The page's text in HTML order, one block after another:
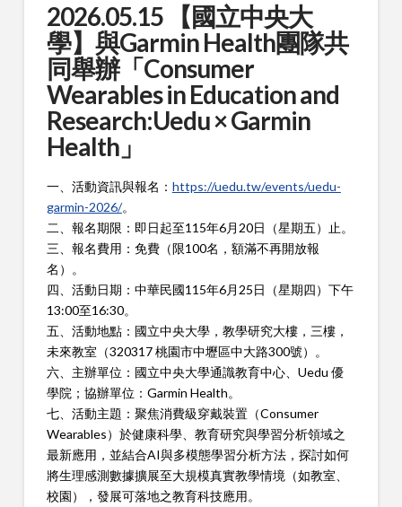
2026.05.15 【國立中央大
學】與Garmin Health團隊共
同舉辦「Consumer
Wearables in Education and
Research:Uedu × Garmin
Health」
一、活動資訊與報名： https://uedu.tw/events/uedu-
garmin-2026/。
二、報名期限：即日起至115年6月20日（星期五）止。
三、報名費用：免費（限100名，額滿不再開放報
名）。
四、活動日期：中華民國115年6月25日（星期四）下午
13:00至16:30。
五、活動地點：國立中央大學，教學研究大樓，三樓，
未來教室（320317 桃園市中壢區中大路300號）。
六、主辦單位：國立中央大學通識教育中心、Uedu 優
學院；協辦單位：Garmin Health。
七、活動主題：聚焦消費級穿戴裝置（Consumer
Wearables）於健康科學、教育研究與學習分析領域之
最新應用，並結合AI與多模態學習分析方法，探討如何
將生理感測數據擴展至大規模真實教學情境（如教室、
校園），發展可落地之教育科技應用。